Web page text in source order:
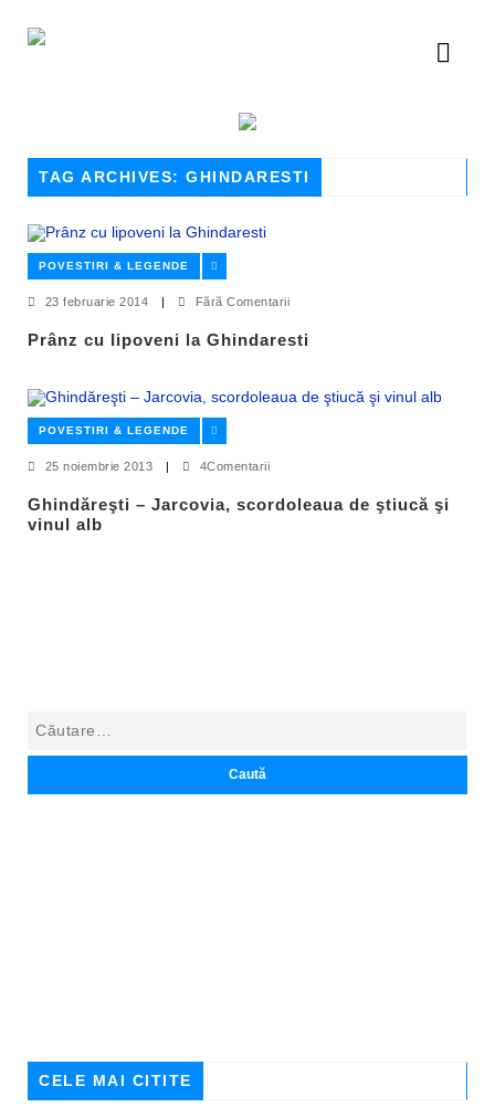
TAG ARCHIVES: GHINDARESTI
POVESTIRI & LEGENDE
23 februarie 2014 | Fără Comentarii
Prânz cu lipoveni la Ghindaresti
POVESTIRI & LEGENDE
25 noiembrie 2013 | 4Comentarii
Ghindăreşti – Jarcovia, scordoleaua de ştiucă şi
vinul alb
CELE MAI CITITE